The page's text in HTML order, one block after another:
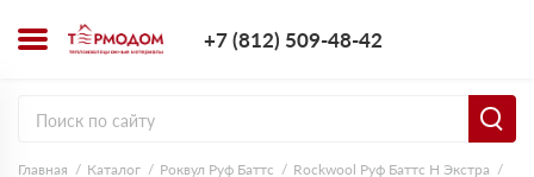
+7 (812) 509-48-42
Главная Каталог Роквул Руф Баттс
Rockwool Руф Баттс Н Экстра